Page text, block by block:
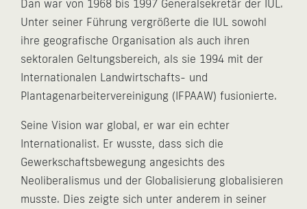
Dan war von 1968 bis 1997 Generalsekretär der IUL.
Unter seiner Führung vergrößerte die IUL sowohl
ihre geografische Organisation als auch ihren
sektoralen Geltungsbereich, als sie 1994 mit der
Internationalen Landwirtschafts- und
Plantagenarbeitervereinigung (IFPAAW) fusionierte.
Seine Vision war global, er war ein echter
Internationalist. Er wusste, dass sich die
Gewerkschaftsbewegung angesichts des
Neoliberalismus und der Globalisierung globalisieren
musste. Dies zeigte sich unter anderem in seiner